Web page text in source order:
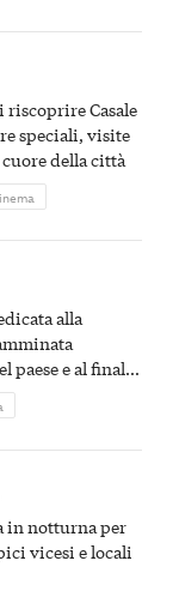
Casale
speciali, visite
della città
alla
paese e al finale
in notturna per
vicesi e locali